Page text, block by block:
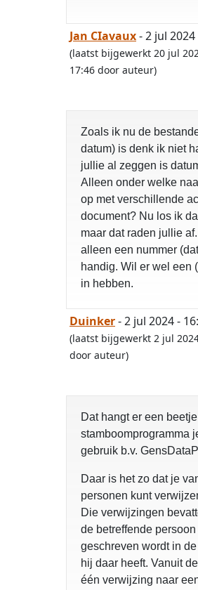
Jan CIavaux- 2 jul 2024
(laatst bijgewerkt 20 jul
17:46 door auteur)
Zoals ik nu de
datum) is denk ik niet
jullie al zeggen is
Alleen onder welke
op met verschillende
document? Nu los ik
maar dat raden jullie
alleen een nummer
handig. Wil er wel een
in hebben.
Duinker- 2 jul 2024 -
(laatst bijgewerkt 2 jul
door auteur)
Dat hangt er een
stamboomprogramma
gebruik b.v.
Daar is het zo dat je
personen kunt
Die verwijzingen
de betreffende
geschreven wordt in
hij daar heeft. Vanuit
één verwijzing naar